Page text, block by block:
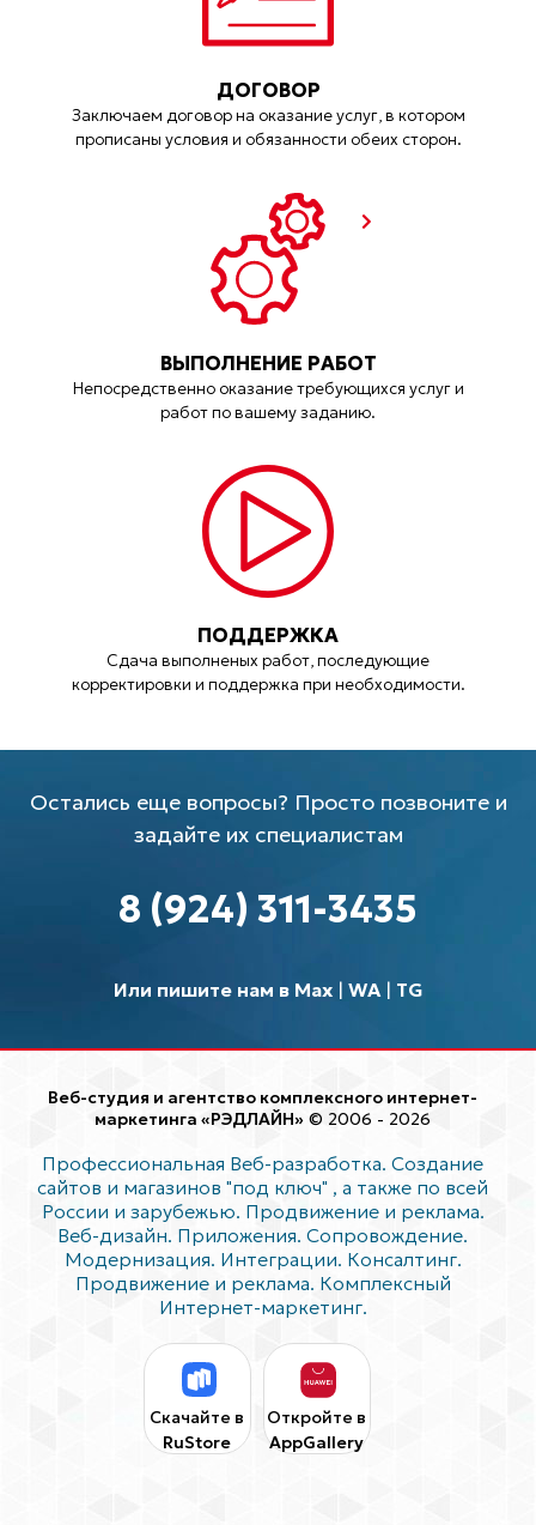
ДОГОВОР
Заключаем договор на оказание услуг, в котором
прописаны условия и обязанности обеих сторон.
ВЫПОЛНЕНИЕ РАБОТ
Непосредственно оказание требующихся услуг и
работ по вашему заданию.
ПОДДЕРЖКА
Сдача выполненых работ, последующие
корректировки и поддержка при необходимости.
Остались еще вопросы? Просто позвоните и
задайте их специалистам
8 (924) 311-3435
Или пишите нам в Max| WA| TG
Веб-студия и агентство комплексного интернет-
маркетинга «РЭДЛАЙН» © 2006 - 2026
Профессиональная Веб-разработка. Создание
сайтов и магазинов "под ключ" , а также по всей
России и зарубежью. Продвижение и реклама.
Веб-дизайн. Приложения. Сопровождение.
Модернизация. Интеграции. Консалтинг.
Продвижение и реклама. Комплексный
Интернет-маркетинг.
Скачайте в
RuStore
Откройте в
AppGallery